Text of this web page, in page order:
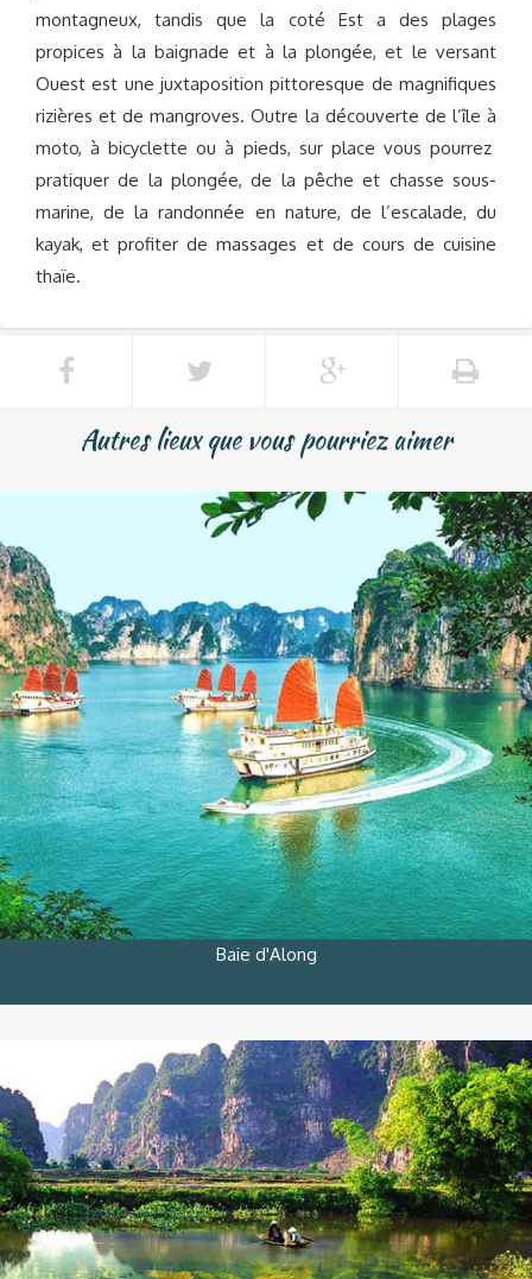
montagneux, tandis que la coté Est a des plages
propices à la baignade et à la plongée, et le versant
Ouest est une juxtaposition pittoresque de magnifiques
rizières et de mangroves. Outre la découverte de l’île à
moto, à bicyclette ou à pieds, sur place vous pourrez
pratiquer de la plongée, de la pêche et chasse sous-
marine, de la randonnée en nature, de l’escalade, du
kayak, et profiter de massages et de cours de cuisine
thaïe.
Autres lieux que vous pourriez aimer
Baie d'Along